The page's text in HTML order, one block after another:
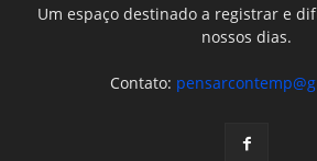
Um espaço destinado a registrar e
nossos dias.
Contato: